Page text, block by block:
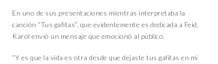
En uno de sus presentaciones mientras interpretaba la
canción “Tus gafitas”, que evidentemente es dedicada a Feid,
Karol envió un mensaje que emocionó al público.
“Y es que la vida es otra desde que dejaste tus gafitas en mi